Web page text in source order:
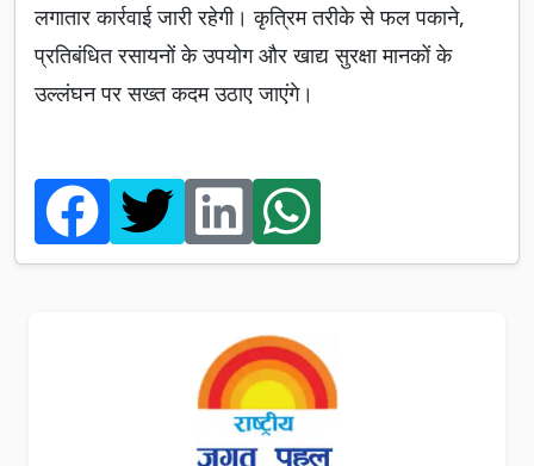
लगातार कार्रवाई जारी रहेगी। कृत्रिम तरीके से फल पकाने,
प्रतिबंधित रसायनों के उपयोग और खाद्य सुरक्षा मानकों के
उल्लंघन पर सख्त कदम उठाए जाएंगे।